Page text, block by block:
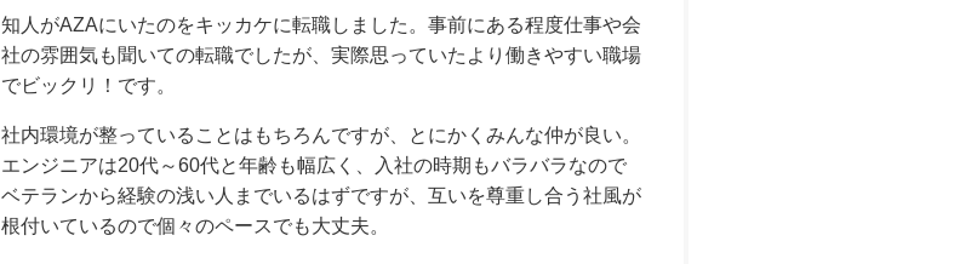
知人がAZAにいたのをキッカケに転職しました。事前にある程度仕事や会
社の雰囲気も聞いての転職でしたが、実際思っていたより働きやすい職場
でビックリ！です。
社内環境が整っていることはもちろんですが、とにかくみんな仲が良い。
エンジニアは20代～60代と年齢も幅広く、入社の時期もバラバラなので
ベテランから経験の浅い人までいるはずですが、互いを尊重し合う社風が
根付いているので個々のペースでも大丈夫。